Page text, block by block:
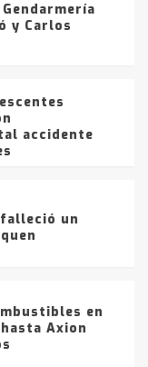
y Carlos
accidente
un
en
hasta Axion